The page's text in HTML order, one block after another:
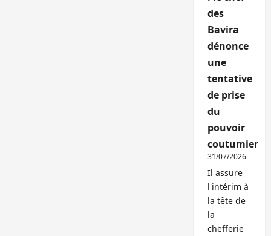
des
Bavira
dénonce
une
tentative
de prise
du
pouvoir
coutumier
31/07/2026
Il assure
l'intérim à
la tête de
la
chefferie